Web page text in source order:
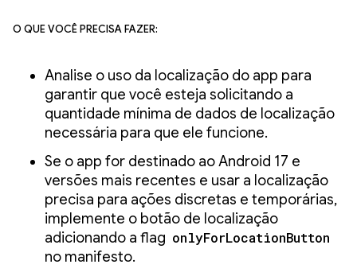
O que você precisa fazer:
Analise o uso da localização do app para
garantir que você esteja solicitando a
quantidade mínima de dados de localização
necessária para que ele funcione.
Se o app for destinado ao Android 17 e
versões mais recentes e usar a localização
precisa para ações discretas e temporárias,
implemente o botão de localização
adicionando a flag onlyForLocationButton
no manifesto.